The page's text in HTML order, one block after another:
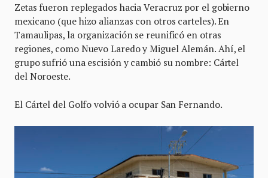
Zetas fueron replegados hacia Veracruz por el gobierno
mexicano (que hizo alianzas con otros carteles). En
Tamaulipas, la organización se reunificó en otras
regiones, como Nuevo Laredo y Miguel Alemán. Ahí, el
grupo sufrió una escisión y cambió su nombre: Cártel
del Noroeste.
El Cártel del Golfo volvió a ocupar San Fernando.